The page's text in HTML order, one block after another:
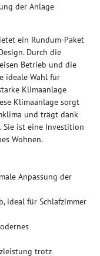
der Anlage
ein Rundum-Paket
Durch die
Betrieb und die
ideale Wahl für
Klimaanlage
Klimaanlage sorgt
und trägt dank
Sie ist eine Investition
Wohnen.
Anpassung der
ideal für Schlafzimmer
trotz